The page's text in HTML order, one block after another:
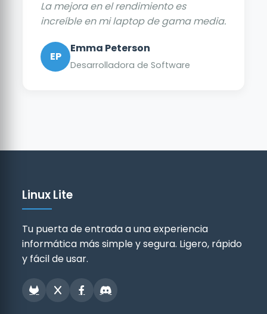
La mejora en el rendimiento es
increíble en mi laptop de gama media.
EP
Emma Peterson
Desarrolladora de Software
Linux Lite
Tu puerta de entrada a una experiencia
informática más simple y segura. Ligero, rápido
y fácil de usar.